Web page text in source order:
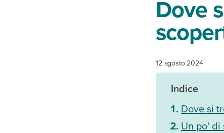
Dove
12 agosto 2024
Indice
Dove si
Un po'